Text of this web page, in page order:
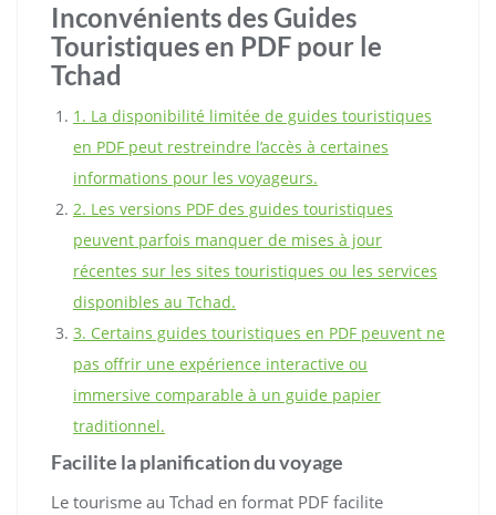
Inconvénients des Guides
Touristiques en PDF pour le
Tchad
1. La disponibilité limitée de guides touristiques
en PDF peut restreindre l’accès à certaines
informations pour les voyageurs.
2. Les versions PDF des guides touristiques
peuvent parfois manquer de mises à jour
récentes sur les sites touristiques ou les services
disponibles au Tchad.
3. Certains guides touristiques en PDF peuvent ne
pas offrir une expérience interactive ou
immersive comparable à un guide papier
traditionnel.
Facilite la planification du voyage
Le tourisme au Tchad en format PDF facilite